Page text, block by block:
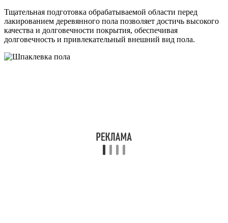
Тщательная подготовка обрабатываемой области перед
лакированием деревянного пола позволяет достичь высокого
качества и долговечности покрытия, обеспечивая
долговечность и привлекательный внешний вид пола.